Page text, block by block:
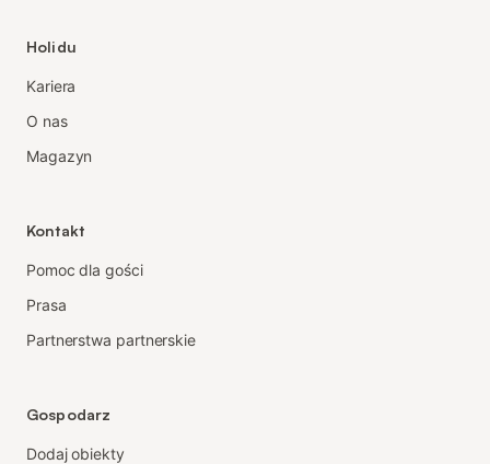
Holidu
Kariera
O nas
Magazyn
Kontakt
Pomoc dla gości
Prasa
Partnerstwa partnerskie
Gospodarz
Dodaj obiekty